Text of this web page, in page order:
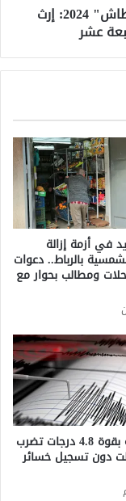
مهرجان التبوريدة الربيعي "سيدي بطاش" 2024: إرث
عشر
في أزمة إزالة
بالرباط.. دعوات
ومطالب بحوار مع
هزة أرضية بقوة 4.8 درجات تضرب
دون تسجيل خسائر